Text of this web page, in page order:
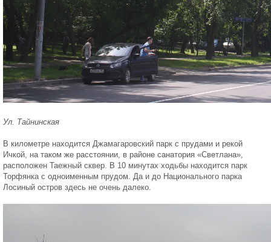
Ул. Тайнинская
В километре находится Джамагаровский парк с прудами и рекой
Ичкой, на таком же расстоянии, в районе санатория «Светлана»,
расположен Таежный сквер. В 10 минутах ходьбы находится парк
Торфянка с одноименным прудом. Да и до Национального парка
Лосиный остров здесь не очень далеко.